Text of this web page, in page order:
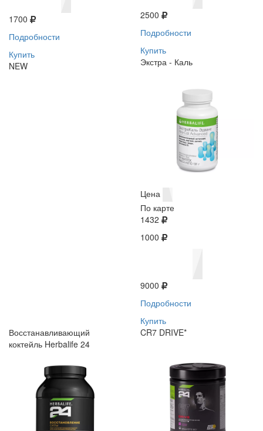
1700
Подробности
Купить
NEW
2500
Подробности
Купить
Экстра - Каль
Цена
По карте
1432
1000
9000
Подробности
Купить
Восстанавливающий
коктейль Herbalife 24
CR7 DRIVE*